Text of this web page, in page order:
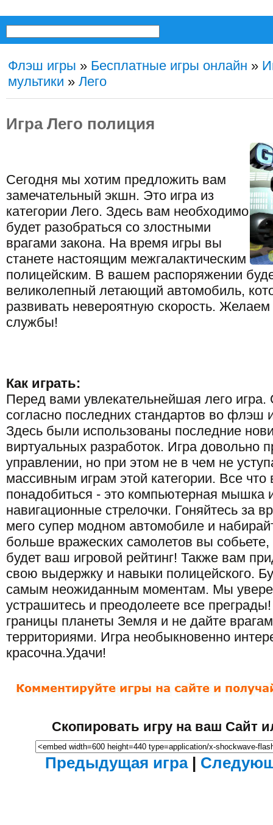
Флэш игры » Бесплатные игры онлайн »
мультики » Лего
Игра Лего полиция
Сегодня мы хотим предложить вам
замечательный экшн. Это игра из
категории Лего. Здесь вам необходимо
будет разобраться со злостными
врагами закона. На время игры вы
станете настоящим межгалактическим
полицейским. В вашем распоряжении
великолепный летающий автомобиль,
развивать невероятную скорость. Желаем
службы!
Как играть:
Перед вами увлекательнейшая лего
согласно последних стандартов во флэш
Здесь были использованы последние
виртуальных разработок. Игра довольно
управлении, но при этом не в чем не
массивным играм этой категории. Все что
понадобиться - это компьютерная мышка
навигационные стрелочки. Гоняйтесь за
мего супер модном автомобиле и
больше вражеских самолетов вы
будет ваш игровой рейтинг! Также вам
свою выдержку и навыки полицейского.
самым неожиданным моментам. Мы
устрашитесь и преодолеете все
границы планеты Земля и не дайте
территориями. Игра необыкновенно
красочна.Удачи!
Скопировать игру на ваш Сайт
Предыдущая игра|